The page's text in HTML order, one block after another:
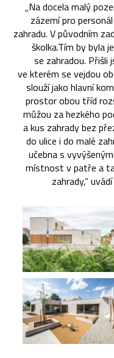
„Na docela malý
zázemí pro
zahradu. V původním
školka.Tím by byla
se zahradou.
ve kterém se vejdou
slouží jako hlavní
prostor obou tříd
můžou za hezkého
a kus zahrady bez
do ulice i do malé
učebna s
místnost v patře a
zahrady,“